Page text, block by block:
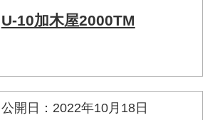
U-10加木屋2000TM
公開日：2022年10月18日